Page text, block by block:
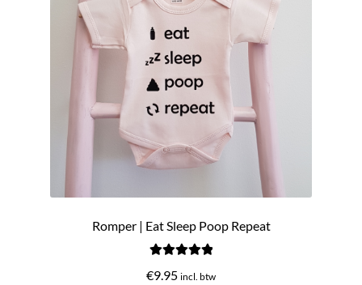
Romper | Eat Sleep Poop Repeat
€9.95 incl. btw